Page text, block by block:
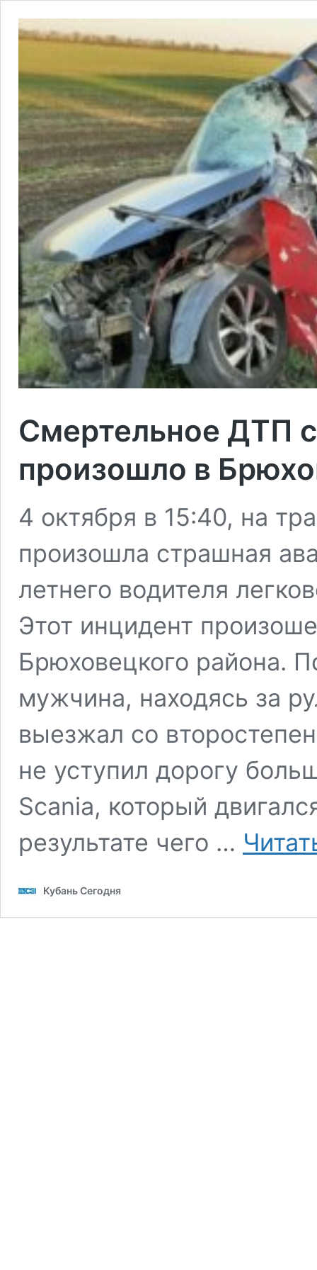
Смертельное ДТП
произошло в
4 октября в 15:40, на
произошла страшная
летнего водителя
Этот инцидент
Брюховецкого района.
мужчина, находясь за
выезжал со
не уступил дорогу
Scania, который
результате чего …
Кубань Сегодня